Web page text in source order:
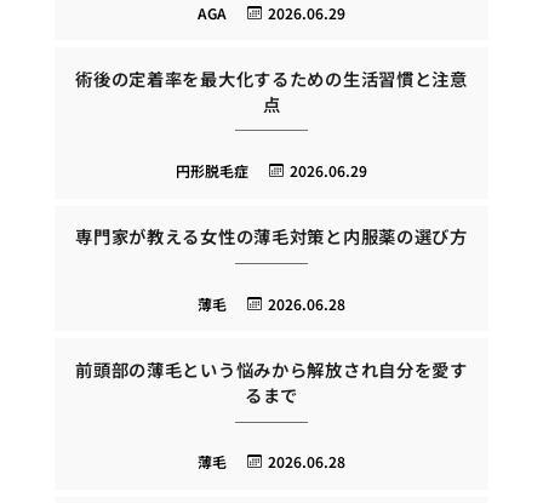
2026.06.29
AGA
術後の定着率を最大化するための生活習慣と注意
点
2026.06.29
円形脱毛症
専門家が教える女性の薄毛対策と内服薬の選び方
2026.06.28
薄毛
前頭部の薄毛という悩みから解放され自分を愛す
るまで
2026.06.28
薄毛